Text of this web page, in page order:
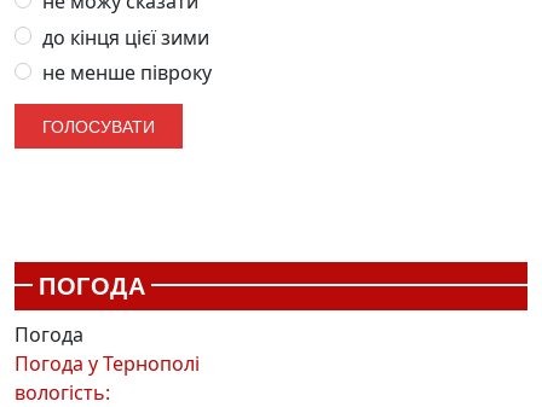
до кінця цієї зими
не менше півроку
ПОГОДА
Погода
Погода уТернополі
вологість: